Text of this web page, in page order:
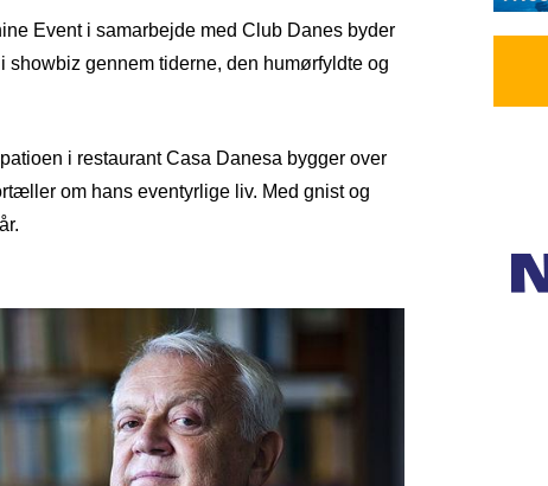
Event i samarbejde med Club Danes byder
showbiz gennem tiderne, den humørfyldte og
i restaurant Casa Danesa bygger over
om hans eventyrlige liv. Med gnist og